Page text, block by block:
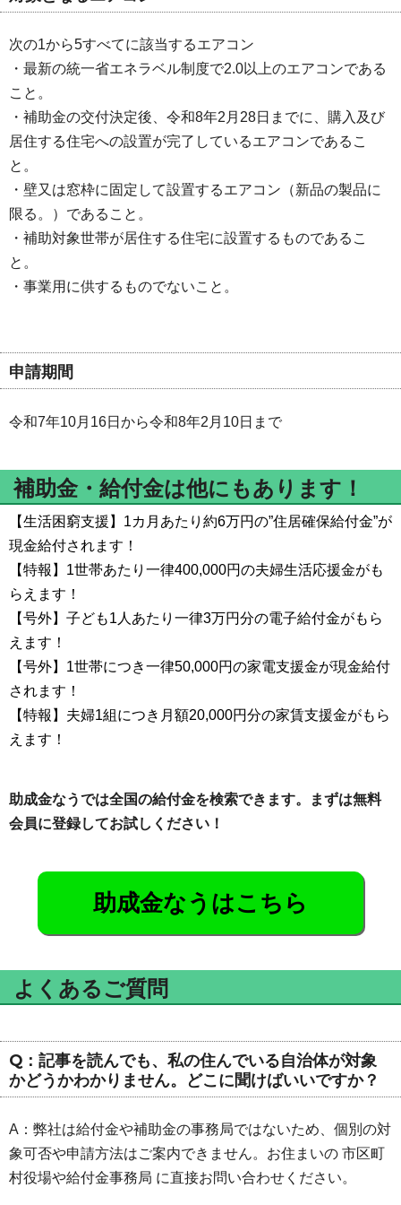
次の1から5すべてに該当するエアコン
・最新の統一省エネラベル制度で2.0以上のエアコンである
こと。
・補助金の交付決定後、令和8年2月28日までに、購入及び
居住する住宅への設置が完了しているエアコンであるこ
と。
・壁又は窓枠に固定して設置するエアコン（新品の製品に
限る。）であること。
・補助対象世帯が居住する住宅に設置するものであるこ
と。
・事業用に供するものでないこと。
申請期間
令和7年10月16日から令和8年2月10日まで
補助金・給付金は他にもあります！
【生活困窮支援】1カ月あたり約6万円の”住居確保給付金”が
現金給付されます！
【特報】1世帯あたり一律400,000円の夫婦生活応援金がも
らえます！
【号外】子ども1人あたり一律3万円分の電子給付金がもら
えます！
【号外】1世帯につき一律50,000円の家電支援金が現金給付
されます！
【特報】夫婦1組につき月額20,000円分の家賃支援金がもら
えます！
助成金なうでは全国の給付金を検索できます。まずは無料
会員に登録してお試しください！
助成金なうはこちら
よくあるご質問
Q：記事を読んでも、私の住んでいる自治体が対象
かどうかわかりません。どこに聞けばいいですか？
A：弊社は給付金や補助金の事務局ではないため、個別の対
象可否や申請方法はご案内できません。お住まいの 市区町
村役場や給付金事務局 に直接お問い合わせください。